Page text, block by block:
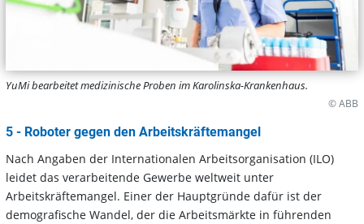
YuMi bearbeitet medizinische Proben im Karolinska-Krankenhaus.
© ABB
5 - Roboter gegen den Arbeitskräftemangel
Nach Angaben der Internationalen Arbeitsorganisation (ILO)
leidet das verarbeitende Gewerbe weltweit unter
Arbeitskräftemangel. Einer der Hauptgründe dafür ist der
demografische Wandel, der die Arbeitsmärkte in führenden